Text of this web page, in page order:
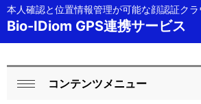
ゲ
ー
ト
内
の
現
Bio-IDiom GPS連携サービス
本人確認と位置情報管理が可能な顔認証クラ
ロ
コンテンツメニュー